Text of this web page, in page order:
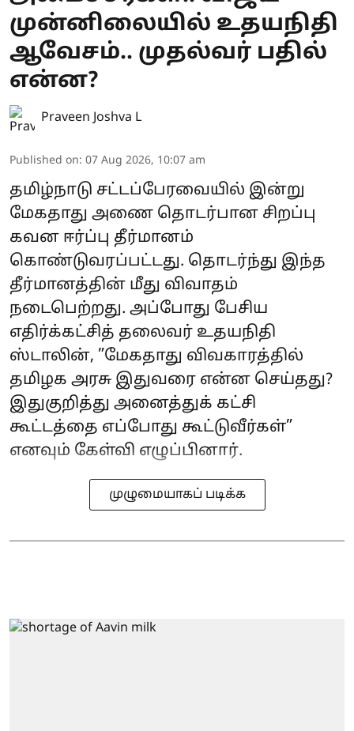
முன்னிலையில் உதயநிதி
ஆவேசம்.. முதல்வர் பதில்
என்ன?
Praveen Joshva L
Published on: 07 Aug 2026, 10:07 am
தமிழ்நாடு சட்டப்பேரவையில் இன்று
மேகதாது அணை தொடர்பான சிறப்பு
கவன ஈர்ப்பு தீர்மானம்
கொண்டுவரப்பட்டது. தொடர்ந்து இந்த
தீர்மானத்தின் மீது விவாதம்
நடைபெற்றது. அப்போது பேசிய
எதிர்க்கட்சித் தலைவர் உதயநிதி
ஸ்டாலின், ”மேகதாது விவகாரத்தில்
தமிழக அரசு இதுவரை என்ன செய்தது?
இதுகுறித்து அனைத்துக் கட்சி
கூட்டத்தை எப்போது கூட்டுவீர்கள்”
எனவும் கேள்வி எழுப்பினார்.
முழுமையாகப் படிக்க